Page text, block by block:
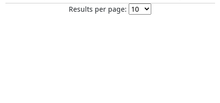
Results per page: